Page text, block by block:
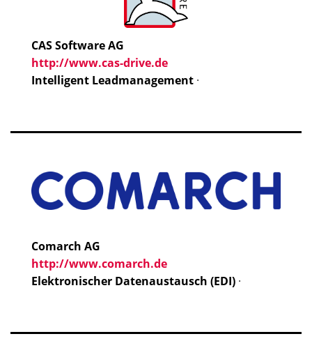
CAS Software AG
http://www.cas-drive.de
Intelligent Leadmanagement ·
Comarch AG
http://www.comarch.de
Elektronischer Datenaustausch (EDI) ·